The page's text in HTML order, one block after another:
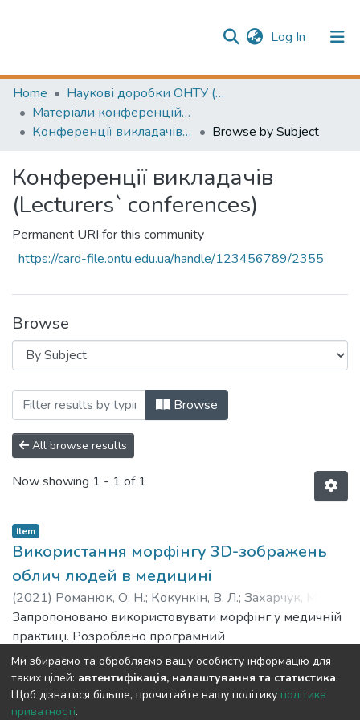
Log In (current)
Communities & Collections
All of Repository
Publication information
Home
Наукові доробки ОНТУ (ONUT scientific researches)
Матеріали конференцій (Conference materials)
Конференції викладачів (Lecturers` conferences)
Browse by Subject
Конференції викладачів
(Lecturers` conferences)
Permanent URI for this community
https://card-file.ontu.edu.ua/handle/123456789/2355
Browse
Browsing Конференції викладачів
Browse
All browse results
Now showing 1 - 1 of 1
Item
Використання морфінгу 3D-зображень
облич людей в медицині
(2021) Романюк, О. Н.; Кокункін, В. Л.; Захарчук, М. Д.
Котлик, С. В.
Запропоновано використовувати морфінг у медичній
практиці. Розроблено програмний
модуль морфологічних перетворень зображень для
медичних застосувань. Розроблено
метод діагностики.
Show more
Ми збираємо та обробляємо вашу особисту інформацію для
таких цілей: автентифікація, налаштування та статистика.
Щоб дізнатися більше, прочитайте нашу політику політика
приватності.